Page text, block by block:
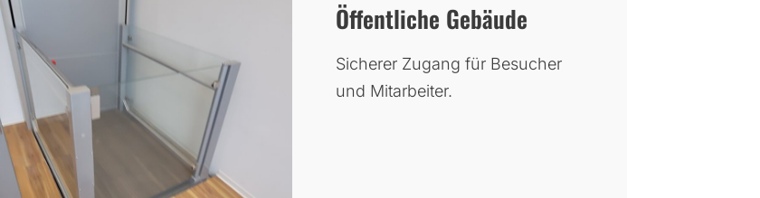
Öffentliche Gebäude
Sicherer Zugang für Besucher
und Mitarbeiter.